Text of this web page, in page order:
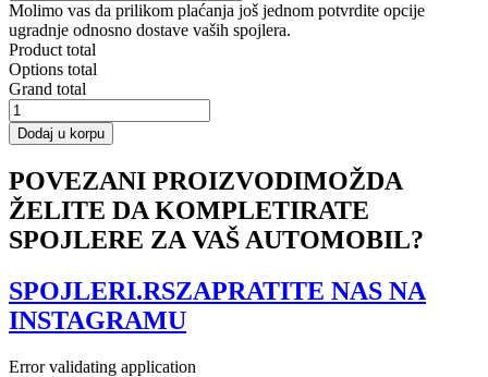
Molimo vas da prilikom plaćanja još jednom potvrdite opcije
ugradnje odnosno dostave vaših spojlera.
Product total
Options total
Grand total
SPOILER
SIDE
EXTENSIONS
CIVIC
X
TYPE
R
Dodaj u korpu
POVEZANI PROIZVODIMOŽDA
ŽELITE DA KOMPLETIRATE
SPOJLERE ZA VAŠ AUTOMOBIL?
SPOJLERI.RSZAPRATITE NAS NA
INSTAGRAMU
Error validating application